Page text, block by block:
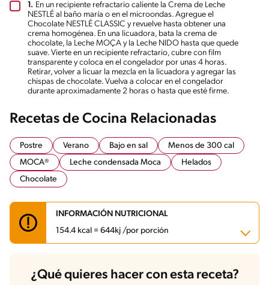
1. En un recipiente refractario caliente la Crema de Leche
NESTLÉ al baño maría o en el microondas. Agregue el
Chocolate NESTLÉ CLASSIC y revuelve hasta obtener una
crema homogénea. En una licuadora, bata la crema de
chocolate, la Leche MOÇA y la Leche NIDO hasta que quede
suave. Vierte en un recipiente refractario, cubre con film
transparente y coloca en el congelador por unas 4 horas.
Retirar, volver a licuar la mezcla en la licuadora y agregar las
chispas de chocolate. Vuelva a colocar en el congelador
durante aproximadamente 2 horas o hasta que esté firme.
Recetas de Cocina Relacionadas
Postre Verano Bajo en sal
Menos de 300 cal
MOCA®
Leche condensada Moca
Helados
Chocolate
INFORMACIÓN NUTRICIONAL
154.4 kcal = 644kj /por porción
Carbohidratos 17.3 g
Energía 154.4 kcal
¿Qué quieres hacer con esta receta?